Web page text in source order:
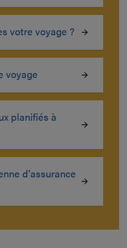
votre voyage ?
voyage
planifiés à
d'assurance